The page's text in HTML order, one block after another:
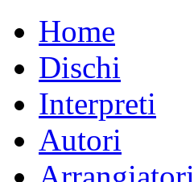
Home
Dischi
Interpreti
Autori